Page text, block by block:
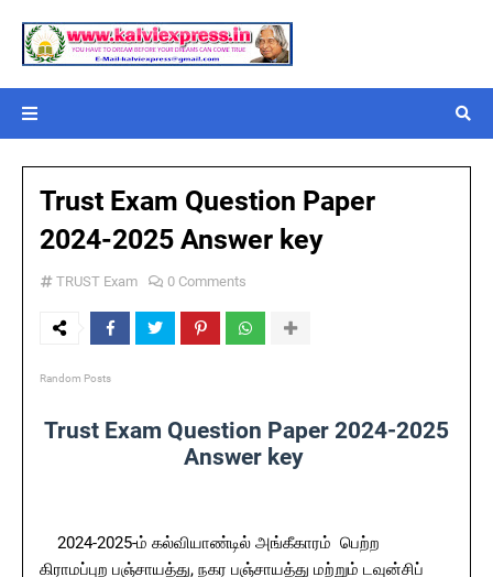
Trust Exam Question Paper
2024-2025 Answer key
TRUST Exam 0 Comments
Random Posts
Trust Exam Question Paper 2024-2025
Answer key
2024-2025-ம் கல்வியாண்டில் அங்கீகாரம் பெற்ற
கிராமப்புற பஞ்சாயத்து, நகர பஞ்சாயத்து மற்றும் டவுன்சிப்